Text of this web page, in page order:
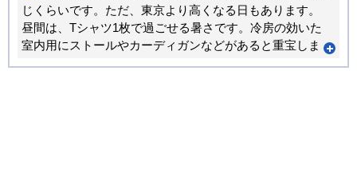
じくらいです。ただ、東京より高くなる日もあります。
昼間は、Tシャツ1枚で過ごせる暑さです。冷房の効いた
室内用にストールやカーディガンなどがあると重宝しま